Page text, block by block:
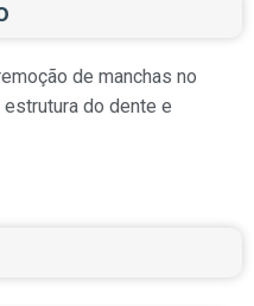
de manchas no
do dente e